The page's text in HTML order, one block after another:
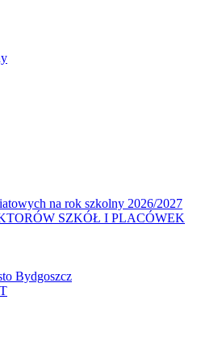
na rok szkolny 2026/2027
SZKÓŁ I PLACÓWEK
Bydgoszcz